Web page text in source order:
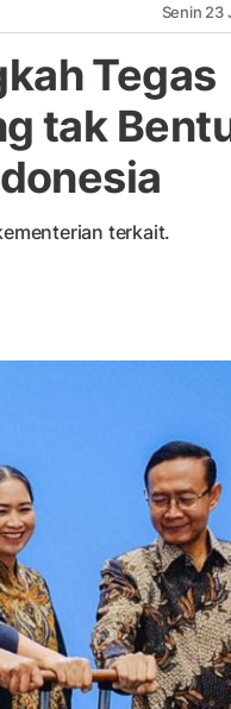
Senin 23
Tegas
tak
terkait.